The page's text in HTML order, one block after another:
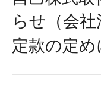
らせ（会
定款の定